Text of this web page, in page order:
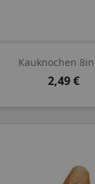
Kauknochen
Preis
2,49 €